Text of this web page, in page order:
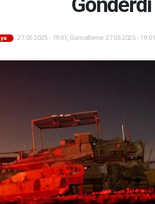
27.05.2025 - 19:01, Güncelleme: 27.05.2025 - 19:01